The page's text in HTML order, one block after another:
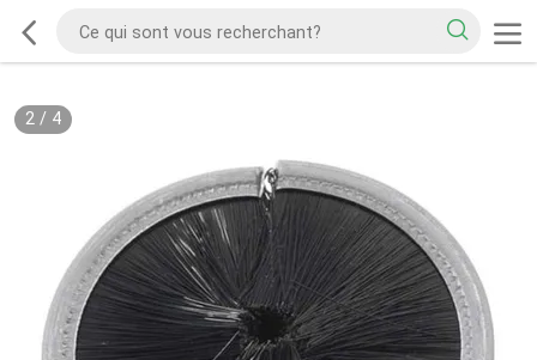
2/ 4